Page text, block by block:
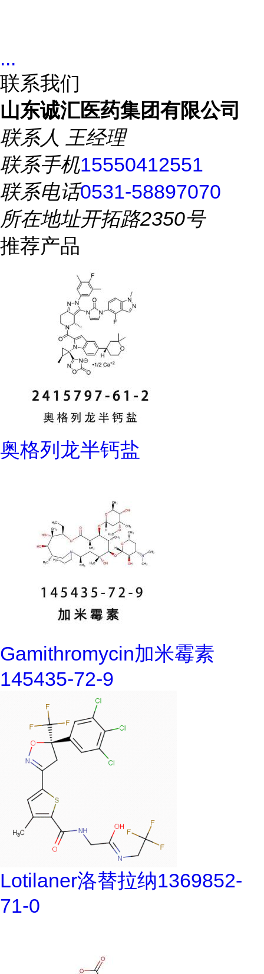
...
联系我们
山东诚汇医药集团有限公司
联系人 王经理
联系手机15550412551
联系电话0531-58897070
所在地址开拓路2350号
推荐产品
奥格列龙半钙盐
Gamithromycin加米霉素
145435-72-9
Lotilaner洛替拉纳1369852-
71-0